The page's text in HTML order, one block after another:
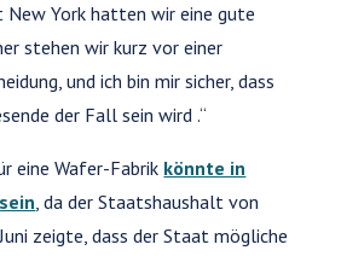
New York hatten wir eine gute
stehen wir kurz vor einer
und ich bin mir sicher, dass
der Fall sein wird .“
eine Wafer-Fabrik könnte in
, da der Staatshaushalt von
zeigte, dass der Staat mögliche